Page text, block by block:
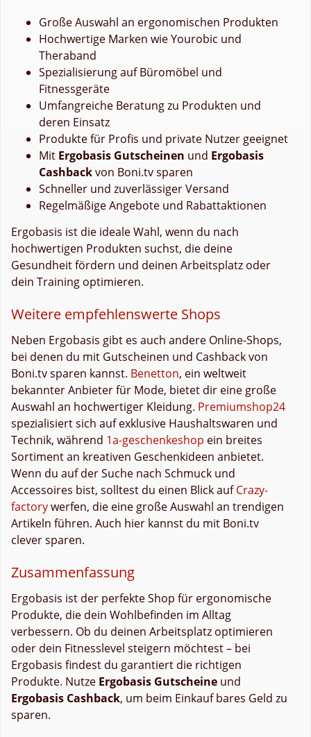
Große Auswahl an ergonomischen Produkten
Hochwertige Marken wie Yourobic und
Theraband
Spezialisierung auf Büromöbel und
Fitnessgeräte
Umfangreiche Beratung zu Produkten und
deren Einsatz
Produkte für Profis und private Nutzer geeignet
Mit Ergobasis Gutscheinen und Ergobasis
Cashbackvon Boni.tv sparen
Schneller und zuverlässiger Versand
Regelmäßige Angebote und Rabattaktionen
Ergobasis ist die ideale Wahl, wenn du nach
hochwertigen Produkten suchst, die deine
Gesundheit fördern und deinen Arbeitsplatz oder
dein Training optimieren.
Weitere empfehlenswerte Shops
Neben Ergobasis gibt es auch andere Online-Shops,
bei denen du mit Gutscheinen und Cashback von
Boni.tv sparen kannst. Benetton, ein weltweit
bekannter Anbieter für Mode, bietet dir eine große
Auswahl an hochwertiger Kleidung. Premiumshop24
spezialisiert sich auf exklusive Haushaltswaren und
Technik, während 1a-geschenkeshop ein breites
Sortiment an kreativen Geschenkideen anbietet.
Wenn du auf der Suche nach Schmuck und
Accessoires bist, solltest du einen Blick aufCrazy-
factorywerfen, die eine große Auswahl an trendigen
Artikeln führen. Auch hier kannst du mit Boni.tv
clever sparen.
Zusammenfassung
Ergobasis ist der perfekte Shop für ergonomische
Produkte, die dein Wohlbefinden im Alltag
verbessern. Ob du deinen Arbeitsplatz optimieren
oder dein Fitnesslevel steigern möchtest – bei
Ergobasis findest du garantiert die richtigen
Produkte. Nutze Ergobasis Gutscheine und
Ergobasis Cashback, um beim Einkauf bares Geld zu
sparen.